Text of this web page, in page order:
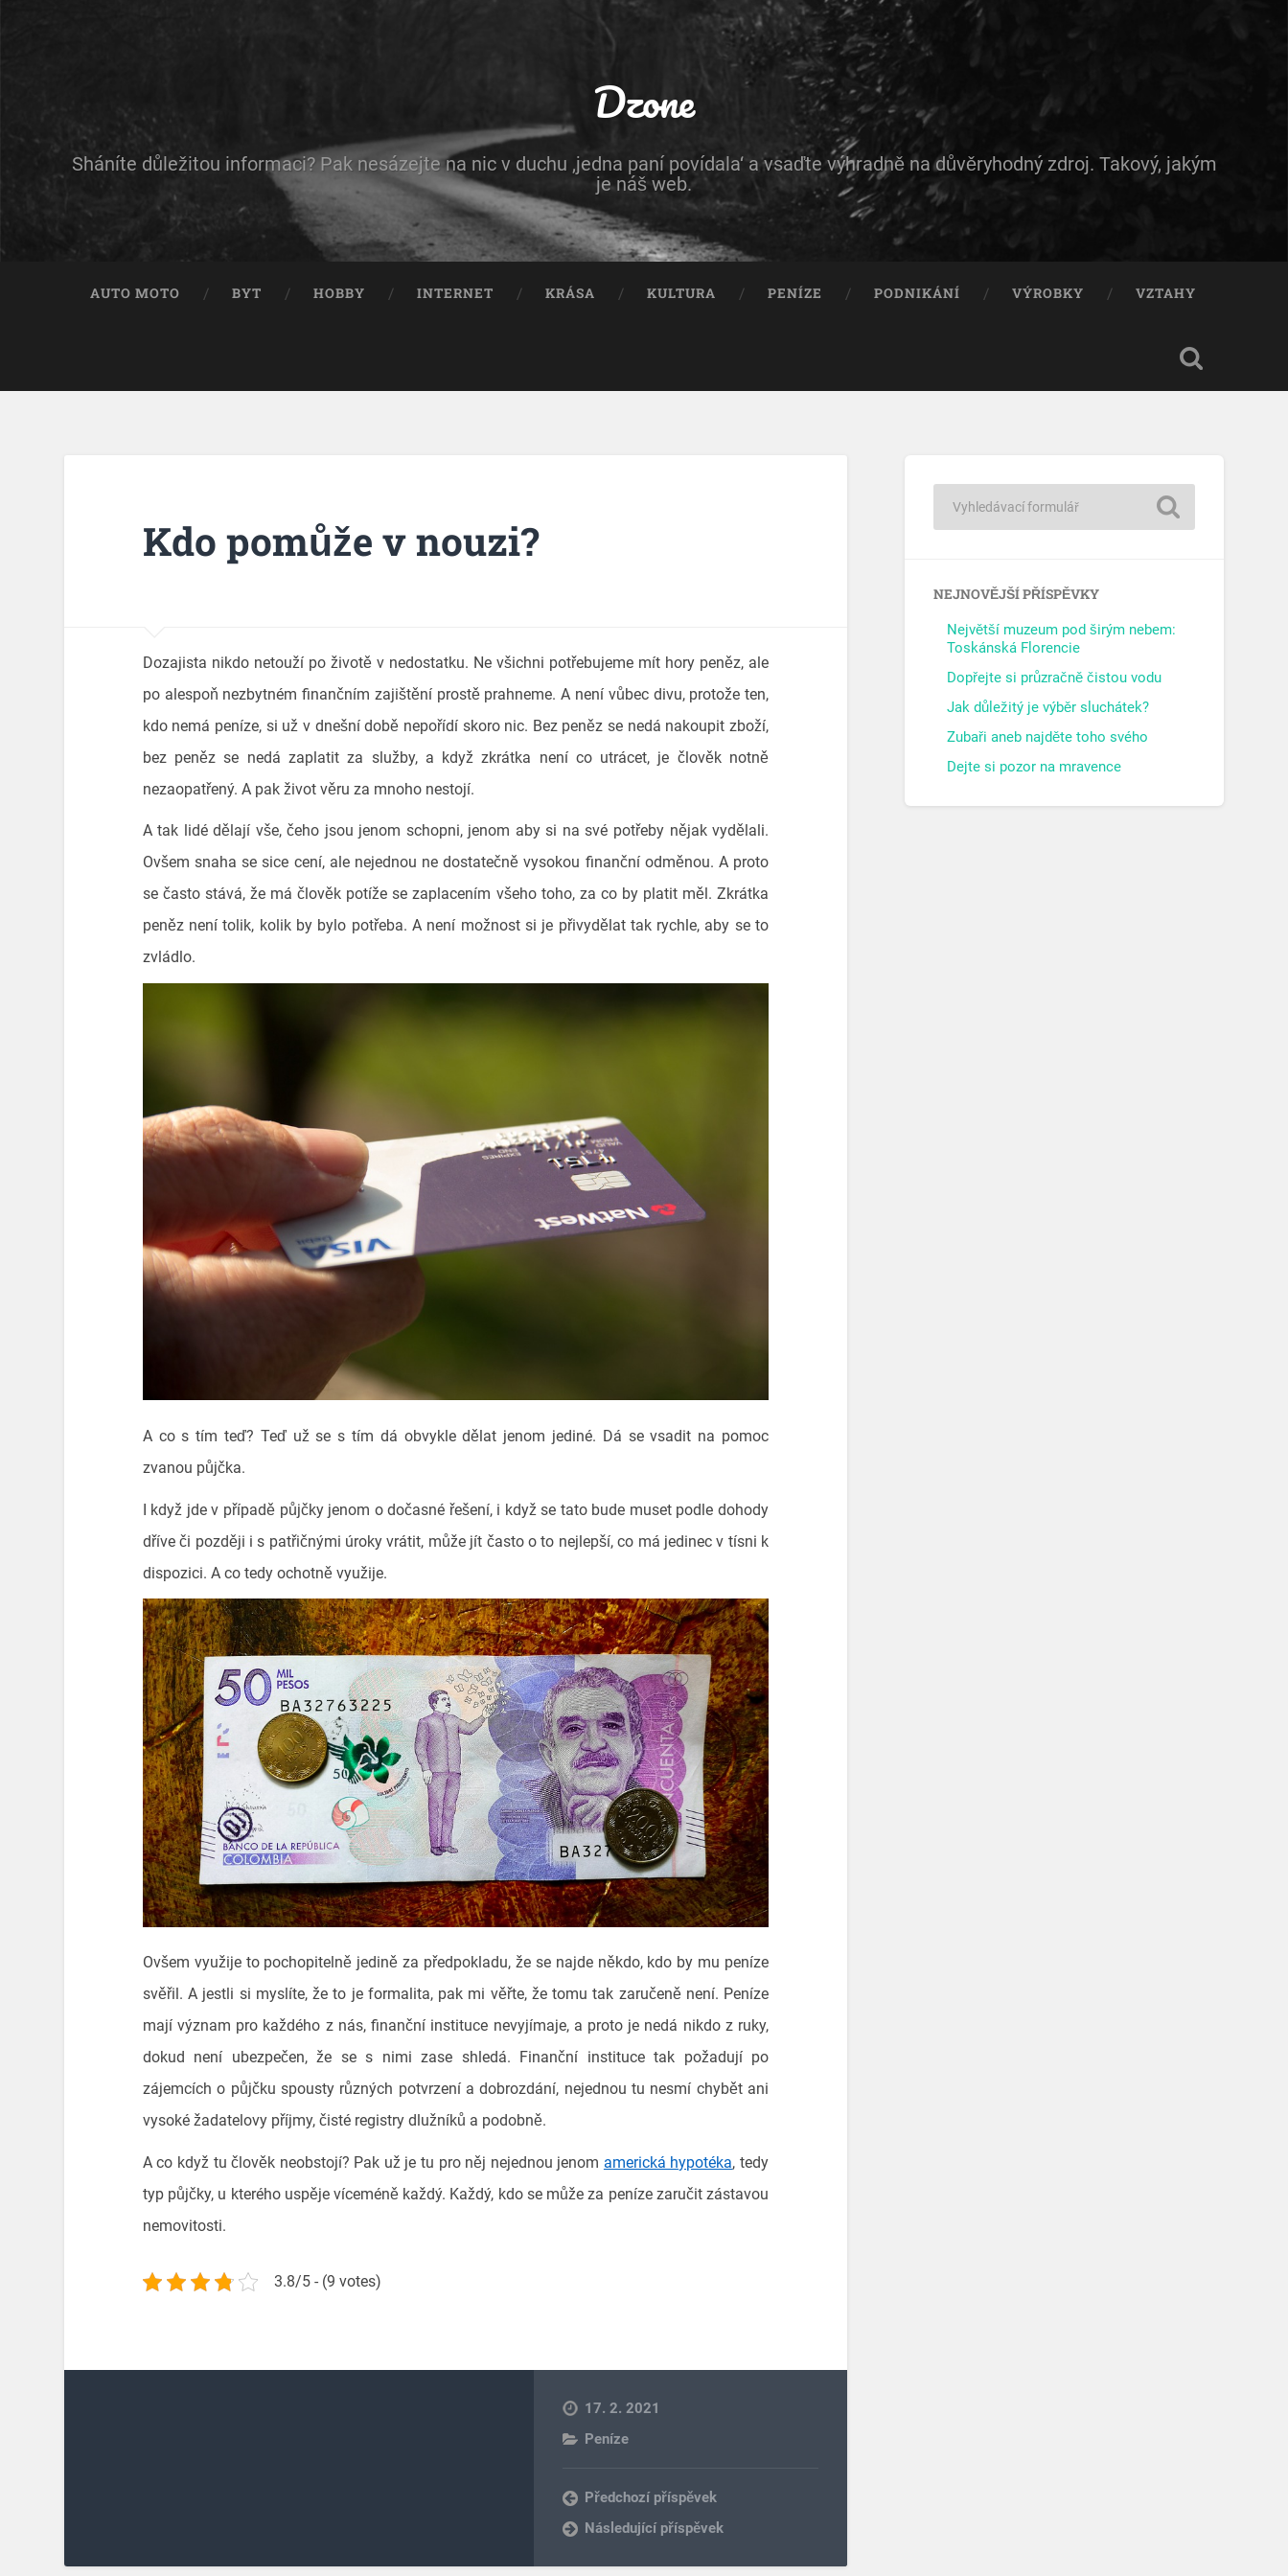
Dzone
Sháníte důležitou informaci? Pak nesázejte na nic v duchu ‚jedna paní povídala‘ a vsaďte výhradně na důvěryhodný zdroj. Takový, jakým
je náš web.
AUTO MOTO BYT HOBBY INTERNET KRÁSA KULTURA PENÍZE PODNIKÁNÍ VÝROBKY VZTAHY
Kdo pomůže v nouzi?
Dozajista nikdo netouží po životě v nedostatku. Ne všichni potřebujeme mít hory peněz, ale
po alespoň nezbytném finančním zajištění prostě prahneme. A není vůbec divu, protože ten,
kdo nemá peníze, si už v dnešní době nepořídí skoro nic. Bez peněz se nedá nakoupit zboží,
bez peněz se nedá zaplatit za služby, a když zkrátka není co utrácet, je člověk notně
nezaopatřený. A pak život věru za mnoho nestojí.
A tak lidé dělají vše, čeho jsou jenom schopni, jenom aby si na své potřeby nějak vydělali.
Ovšem snaha se sice cení, ale nejednou ne dostatečně vysokou finanční odměnou. A proto
se často stává, že má člověk potíže se zaplacením všeho toho, za co by platit měl. Zkrátka
peněz není tolik, kolik by bylo potřeba. A není možnost si je přivydělat tak rychle, aby se to
zvládlo.
A co s tím teď? Teď už se s tím dá obvykle dělat jenom jediné. Dá se vsadit na pomoc
zvanou půjčka.
I když jde v případě půjčky jenom o dočasné řešení, i když se tato bude muset podle dohody
dříve či později i s patřičnými úroky vrátit, může jít často o to nejlepší, co má jedinec v tísni k
dispozici. A co tedy ochotně využije.
Ovšem využije to pochopitelně jedině za předpokladu, že se najde někdo, kdo by mu peníze
svěřil. A jestli si myslíte, že to je formalita, pak mi věřte, že tomu tak zaručeně není. Peníze
mají význam pro každého z nás, finanční instituce nevyjímaje, a proto je nedá nikdo z ruky,
dokud není ubezpečen, že se s nimi zase shledá. Finanční instituce tak požadují po
zájemcích o půjčku spousty různých potvrzení a dobrozdání, nejednou tu nesmí chybět ani
vysoké žadatelovy příjmy, čisté registry dlužníků a podobně.
A co když tu člověk neobstojí? Pak už je tu pro něj nejednou jenom americká hypotéka, tedy
typ půjčky, u kterého uspěje víceméně každý. Každý, kdo se může za peníze zaručit zástavou
nemovitosti.
3.8/5 - (9 votes)
17. 2. 2021
Peníze
Předchozí příspěvek
Následující příspěvek
NEJNOVĚJŠÍ PŘÍSPĚVKY
Největší muzeum pod širým nebem:
Toskánská Florencie
Dopřejte si průzračně čistou vodu
Jak důležitý je výběr sluchátek?
Zubaři aneb najděte toho svého
Dejte si pozor na mravence